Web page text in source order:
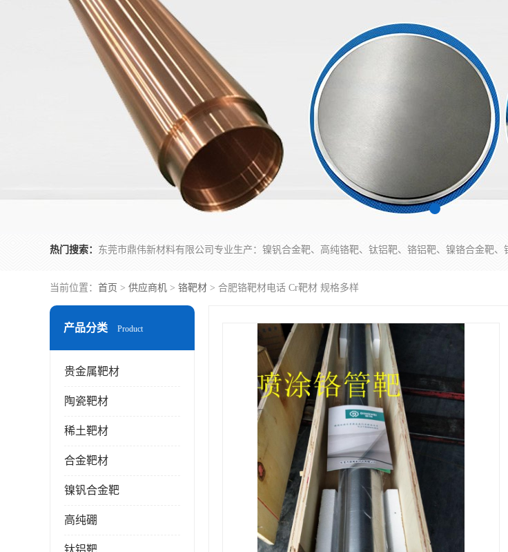
热门搜索：
当前位置： 首页 > 供应商机 > 铬靶材 > 合肥铬靶材电话 Cr靶材 规格多样
产品分类 Product
贵金属靶材
陶瓷靶材
稀土靶材
合金靶材
镍钒合金靶
高纯硼
钛铝靶